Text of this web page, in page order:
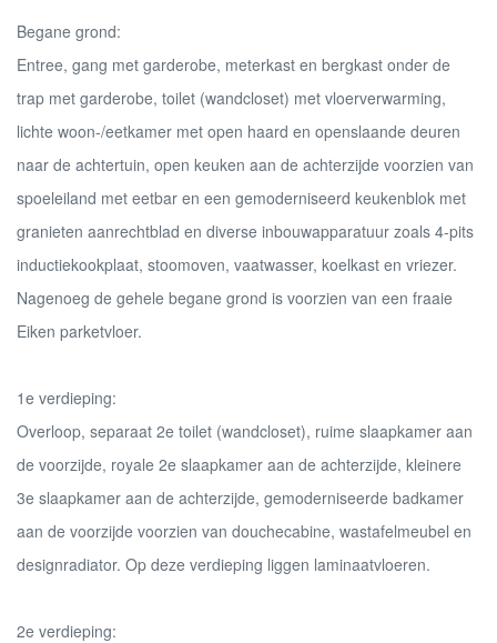
Begane grond:
Entree, gang met garderobe, meterkast en bergkast onder de
trap met garderobe, toilet (wandcloset) met vloerverwarming,
lichte woon-/eetkamer met open haard en openslaande deuren
naar de achtertuin, open keuken aan de achterzijde voorzien van
spoeleiland met eetbar en een gemoderniseerd keukenblok met
granieten aanrechtblad en diverse inbouwapparatuur zoals 4-pits
inductiekookplaat, stoomoven, vaatwasser, koelkast en vriezer.
Nagenoeg de gehele begane grond is voorzien van een fraaie
Eiken parketvloer.
1e verdieping:
Overloop, separaat 2e toilet (wandcloset), ruime slaapkamer aan
de voorzijde, royale 2e slaapkamer aan de achterzijde, kleinere
3e slaapkamer aan de achterzijde, gemoderniseerde badkamer
aan de voorzijde voorzien van douchecabine, wastafelmeubel en
designradiator. Op deze verdieping liggen laminaatvloeren.
2e verdieping: